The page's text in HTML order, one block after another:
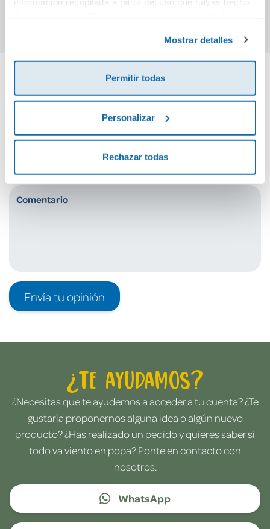
Mostrar detalles
Permitir todas
Personalizar
Rechazar todas
Comprar Comprar
Cuéntanos tu opinión
¡Sé el primero en valorar este producto!
Envía tu opinión
¿Te ayudamos?
¿Necesitas que te ayudemos a acceder a tu cuenta? ¿Te
gustaría proponernos alguna idea o algún nuevo
producto? ¿Has realizado un pedido y quieres saber si
todo va viento en popa? Ponte en contacto con
nosotros.
WhatsApp